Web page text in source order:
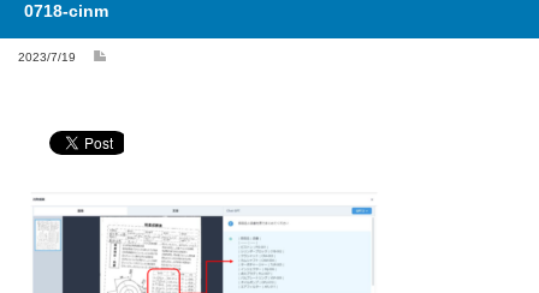
0718-cinm
2023/7/19